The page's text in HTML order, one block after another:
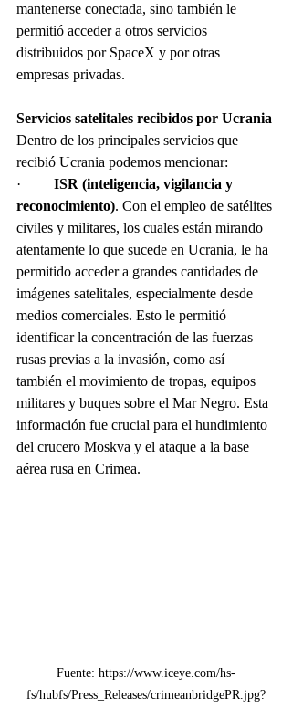
mantenerse conectada, sino también le
permitió acceder a otros servicios
distribuidos por SpaceX y por otras
empresas privadas.
Servicios satelitales recibidos por Ucrania
Dentro de los principales servicios que
recibió Ucrania podemos mencionar:
· ISR (inteligencia, vigilancia y
reconocimiento). Con el empleo de satélites
civiles y militares, los cuales están mirando
atentamente lo que sucede en Ucrania, le ha
permitido acceder a grandes cantidades de
imágenes satelitales, especialmente desde
medios comerciales. Esto le permitió
identificar la concentración de las fuerzas
rusas previas a la invasión, como así
también el movimiento de tropas, equipos
militares y buques sobre el Mar Negro. Esta
información fue crucial para el hundimiento
del crucero Moskva y el ataque a la base
aérea rusa en Crimea.
Fuente: https://www.iceye.com/hs-
fs/hubfs/Press_Releases/crimeanbridgePR.jpg?